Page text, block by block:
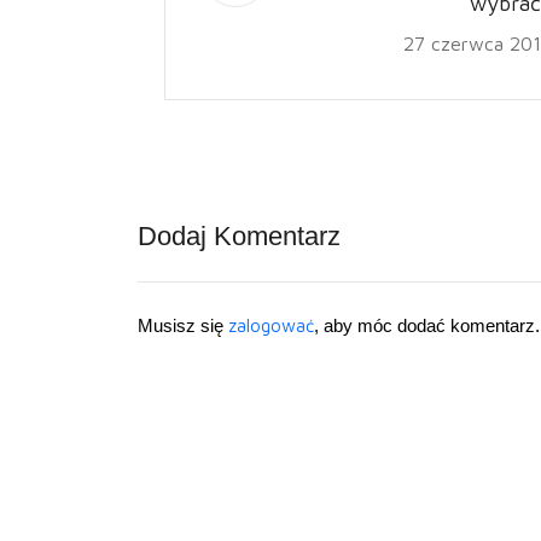
27 czerwca
Dodaj Komentarz
Musisz się zalogować, aby móc dodać komentarz.